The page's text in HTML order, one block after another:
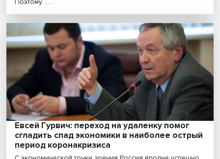
Институт образования НИУ ВШЭ в рамках научного
семинара «Визуальные методы исследования
......